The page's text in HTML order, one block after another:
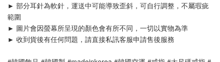
► 部分耳針為軟針，運送中可能導致歪斜，可自行調整，不屬瑕疵
範圍
► 圖片會因螢幕所呈現的顏色會有所不同，一切以實物為準
► 收到貨後有任何問題，請直接私訊客服申請售後服務